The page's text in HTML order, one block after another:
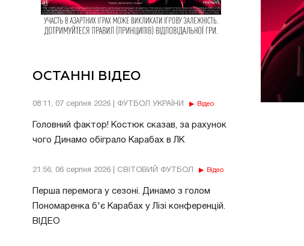
ОСТАННІ ВІДЕО
08:11, 07 серпня 2026 | ФУТБОЛ УКРАЇНИ Відео
Головний фактор! Костюк сказав, за рахунок
чого Динамо обіграло Карабах в ЛК
21:56, 06 серпня 2026 | СВІТОВИЙ ФУТБОЛ Відео
Перша перемога у сезоні. Динамо з голом
Пономаренка б'є Карабах у Лізі конференцій.
ВІДЕО